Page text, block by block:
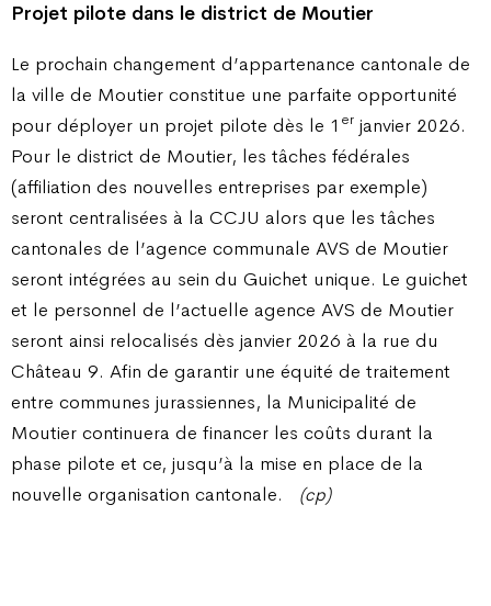
Projet pilote dans le district de Moutier
Le prochain changement d’appartenance cantonale de
la ville de Moutier constitue une parfaite opportunité
pour déployer un projet pilote dès le 1 er janvier 2026.
Pour le district de Moutier, les tâches fédérales
(affiliation des nouvelles entreprises par exemple)
seront centralisées à la CCJU alors que les tâches
cantonales de l’agence communale AVS de Moutier
seront intégrées au sein du Guichet unique. Le guichet
et le personnel de l’actuelle agence AVS de Moutier
seront ainsi relocalisés dès janvier 2026 à la rue du
Château 9. Afin de garantir une équité de traitement
entre communes jurassiennes, la Municipalité de
Moutier continuera de financer les coûts durant la
phase pilote et ce, jusqu’à la mise en place de la
nouvelle organisation cantonale. (cp)